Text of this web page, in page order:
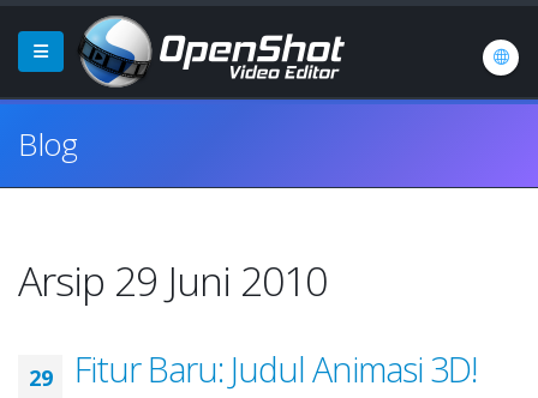
Blog
Arsip 29 Juni 2010
29 Fitur Baru: Judul Animasi 3D!